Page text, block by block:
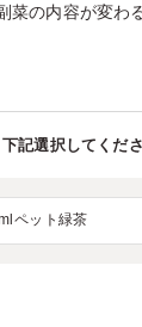
の内容が変わ
下記選択してくだ